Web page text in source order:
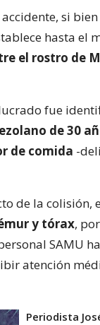
si
hasta el
el rostro de
fue
de 30
de comida -
de la colisión,
y tórax,
SAMU
atención
Periodista